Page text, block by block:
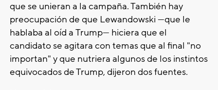
que se unieran a la campaña. También hay
preocupación de que Lewandowski —que le
hablaba al oíd a Trump— hiciera que el
candidato se agitara con temas que al final "no
importan" y que nutriera algunos de los instintos
equivocados de Trump, dijeron dos fuentes.